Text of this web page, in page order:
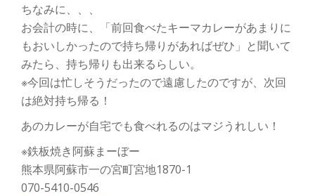
ちなみに、、、
お会計の時に、「前回食べたキーマカレーがあまりに
もおいしかったので持ち帰りがあればぜひ」と聞いて
みたら、持ち帰りも出来るらしい。
※今回は忙しそうだったので遠慮したのですが、次回
は絶対持ち帰る！
あのカレーが自宅でも食べれるのはマジうれしい！
※鉄板焼き阿蘇まーぼー
熊本県阿蘇市一の宮町宮地1870-1
070-5410-0546